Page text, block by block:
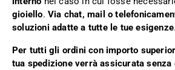
gioiello.Via chat, mail o
soluzioni adatte a tutte le tue esigenze.
Per tutti gli ordini con importo
tua spedizione verrà assicurata